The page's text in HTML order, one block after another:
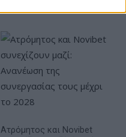
Ατρόμητος και Novibet